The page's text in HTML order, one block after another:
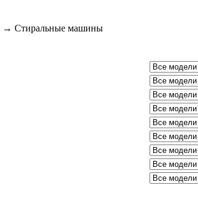
→ Стиральные машины